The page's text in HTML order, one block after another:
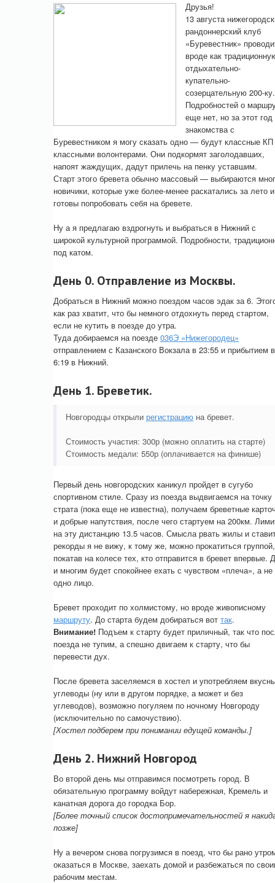
Друзья!
13 августа
рандоннерский клуб
«Буревестник»
вроде как
отдыхательно-
купательно-
созерцательную 200-ку.
Подробностей о
еще нет, но за этот год
знакомства с
Буревестником я могу сказать одно — будут классные
классными волонтерами. Они подкормят заголодавших,
напоят жаждущих, дадут прилечь на пенку уставшим.
Старт этого бревета обычно массовый — выбираются
новичики, которые уже более-менее раскатались за лето и
готовы попробовать себя на бревете.
Ну а я предлагаю вздрогнуть и выбраться в Нижний с
широкой культурной программой. Подробности,
под катом.
День 0. Отправление из Москвы.
Добраться в Нижний можно поездом часов эдак за 6.
как раз хватит, что бы немного отдохнуть перед стартом,
если не кутить в поезде до утра.
Туда добираемся на поезде 036Э «Нижегородец»
отправлением с Казанского Вокзала в 23:55 и прибытием в
6:19 в Нижний.
День 1. Бреветик.
Новгородцы открыли регистрацию на бревет.
Стоимость участия: 300р (можно оплатить на старте)
Стоимость медали: 550р (оплачивается на финише)
Первый день новгородских каникул пройдет в сугубо
спортивном стиле. Сразу из поезда выдвигаемся на точку
страта (пока еще не известна), получаем бреветные
и добрые напутствия, после чего стартуем на 200км.
на эту дистанцию 13.5 часов. Смысла рвать жилы и
рекорды я не вижу, к тому же, можно прокатиться группой,
покатав на колесе тех, кто отправится в бревет впервые.
и многим будет спокойнее ехать с чувством «плеча», а не
одно лицо.
Бревет проходит по холмистому, но вроде живописному
маршруту. До старта будем добираться вот так.
Внимание! Подъем к старту будет приличный, так что
поезда не тупим, а спешно двигаем к старту, что бы
перевести дух.
После бревета заселяемся в хостел и употребляем
углеводы (ну или в другом порядке, а может и без
углеводов), возможно погуляем по ночному Новгороду
(исключительно по самочуствию).
[Хостел подберем при понимании едущей команды.]
День 2. Нижний Новгород
Во второй день мы отправимся посмотреть город. В
обязательную программу войдут набережная, Кремель и
канатная дорога до городка Бор.
[Более точный список достопримечательностей я
позже]
Ну а вечером снова погрузимся в поезд, что бы рано
оказаться в Москве, заехать домой и разбежаться по
рабочим местам.